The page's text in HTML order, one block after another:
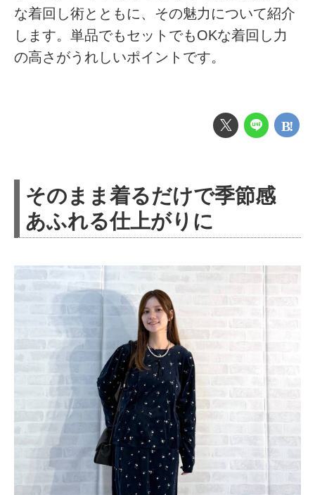
な着回し術とともに、その魅力について紹介
します。単品でもセットでもOKな着回し力
の高さがうれしいポイントです。
そのまま着るだけで季節感
あふれる仕上がりに